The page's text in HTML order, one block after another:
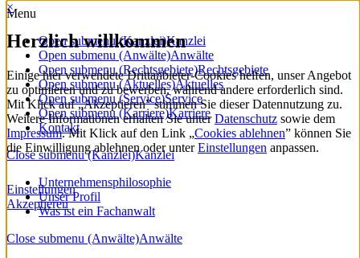
Menu
Open submenu (Kanzlei)Kanzlei
Open submenu (Anwälte)Anwälte
Open submenu (Rechtsgebiete)Rechtsgebiete
Open submenu (Aktuelles)Aktuelles
Open submenu (Service)Service
Open submenu (Karriere)Karriere
Kontakt
Close submenu (Kanzlei)Kanzlei
Unternehmensphilosophie
Unser Profil
Was ist ein Fachanwalt
Close submenu (Anwälte)Anwälte
×
Herzlich willkommen
Einige hier verwendete Drittanbieter-Cookies helfen, unser Angebot
zu optimieren und zu bewerben, während andere erforderlich sind.
Mit Klick auf „Akzeptieren” stimmen Sie dieser Datennutzung zu.
Weitere Informationen erhalten Sie unterDatenschutz sowie dem
Impressum. Mit Klick auf den Link „Cookies ablehnen” können Sie
die Einwilligung ablehnen oder unterEinstellungen anpassen.
Einstellungen
Akzeptieren